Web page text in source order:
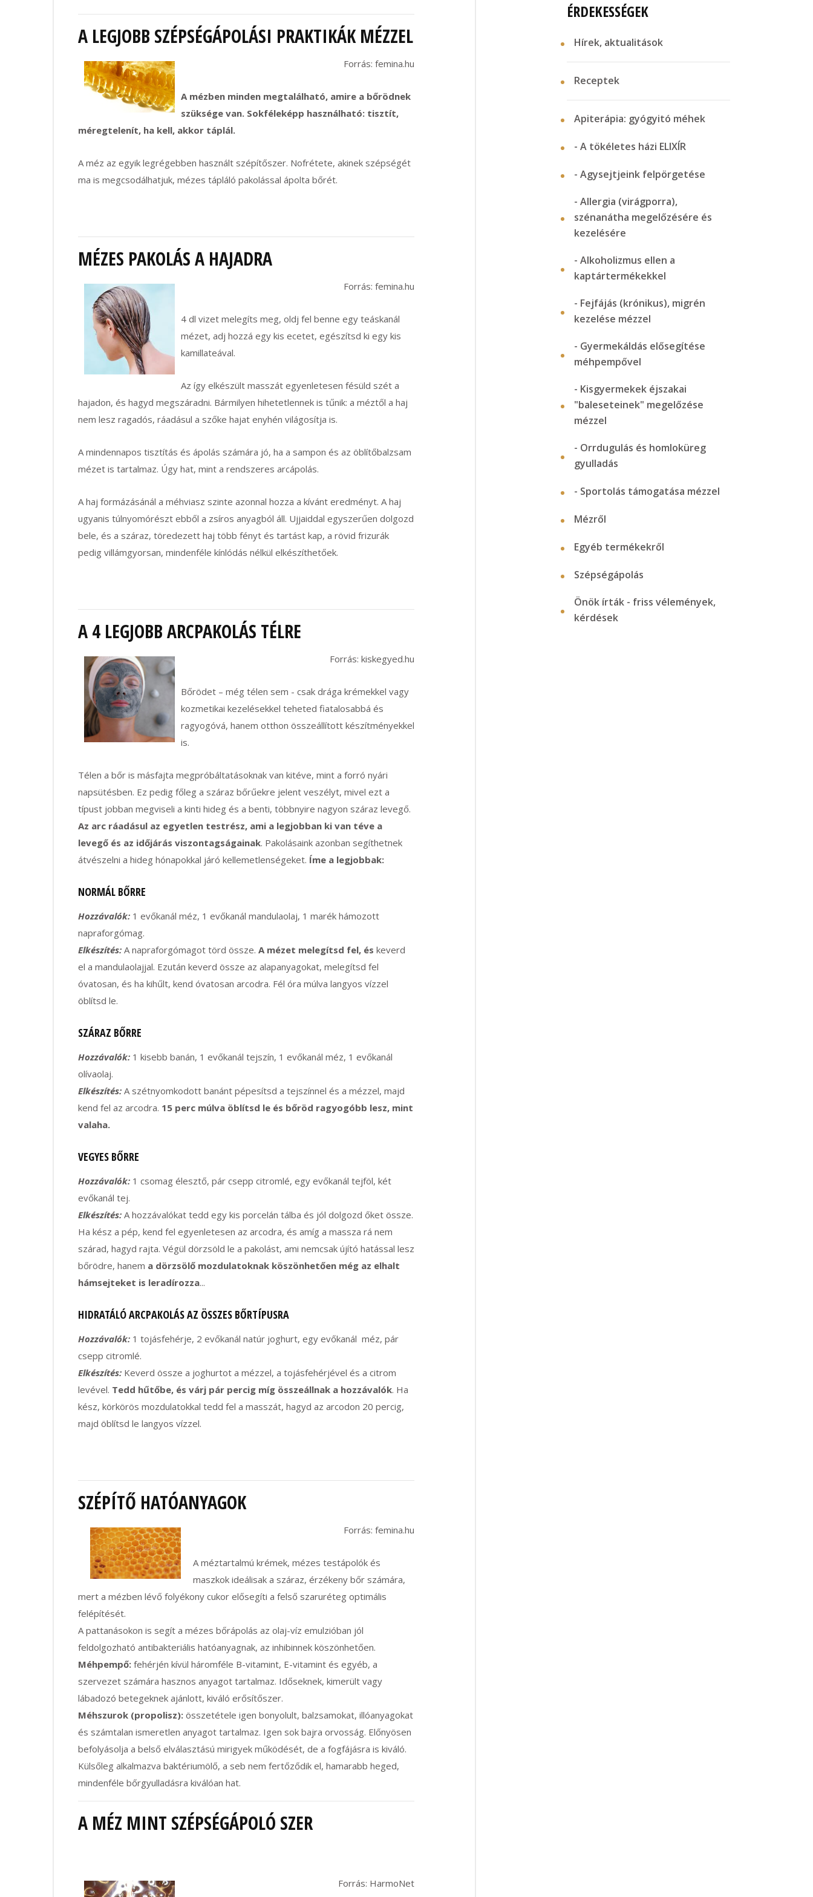
A LEGJOBB SZÉPSÉGÁPOLÁSI PRAKTIKÁK MÉZZEL
Forrás: femina.hu
A mézben minden megtalálható, amire a bőrödnek
szüksége van. Sokféleképp használható: tisztít,
méregtelenít, ha kell, akkor táplál.
A méz az egyik legrégebben használt szépítőszer. Nofrétete, akinek szépségét
ma is megcsodálhatjuk, mézes tápláló pakolással ápolta bőrét.
MÉZES PAKOLÁS A HAJADRA
Forrás: femina.hu
4 dl vizet melegíts meg, oldj fel benne egy teáskanál
mézet, adj hozzá egy kis ecetet, egészítsd ki egy kis
kamillateával.
Az így elkészült masszát egyenletesen fésüld szét a
hajadon, és hagyd megszáradni. Bármilyen hihetetlennek is tűnik: a méztől a haj
nem lesz ragadós, ráadásul a szőke hajat enyhén világosítja is.
A mindennapos tisztítás és ápolás számára jó, ha a sampon és az öblítőbalzsam
mézet is tartalmaz. Úgy hat, mint a rendszeres arcápolás.
A haj formázásánál a méhviasz szinte azonnal hozza a kívánt eredményt. A haj
ugyanis túlnyomórészt ebből a zsíros anyagból áll. Ujjaiddal egyszerűen dolgozd
bele, és a száraz, töredezett haj több fényt és tartást kap, a rövid frizurák
pedig villámgyorsan, mindenféle kínlódás nélkül elkészíthetőek.
A 4 LEGJOBB ARCPAKOLÁS TÉLRE
Forrás: kiskegyed.hu
Bőrödet – még télen sem - csak drága krémekkel vagy
kozmetikai kezelésekkel teheted fiatalosabbá és
ragyogóvá, hanem otthon összeállított készítményekkel
is.
Télen a bőr is másfajta megpróbáltatásoknak van kitéve, mint a forró nyári
napsütésben. Ez pedig főleg a száraz bőrűekre jelent veszélyt, mivel ezt a
típust jobban megviseli a kinti hideg és a benti, többnyire nagyon száraz levegő.
Az arc ráadásul az egyetlen testrész, ami a legjobban ki van téve a
levegő és az időjárás viszontagságainak. Pakolásaink azonban segíthetnek
átvészelni a hideg hónapokkal járó kellemetlenségeket. Íme a legjobbak:
NORMÁL BŐRRE
Hozzávalók: 1 evőkanál méz, 1 evőkanál mandulaolaj, 1 marék hámozott
napraforgómag.
Elkészítés: A napraforgómagot törd össze. A mézet melegítsd fel, és keverd
el a mandulaolajjal. Ezután keverd össze az alapanyagokat, melegítsd fel
óvatosan, és ha kihűlt, kend óvatosan arcodra. Fél óra múlva langyos vízzel
öblítsd le.
SZÁRAZ BŐRRE
Hozzávalók: 1 kisebb banán, 1 evőkanál tejszín, 1 evőkanál méz, 1 evőkanál
olívaolaj.
Elkészítés: A szétnyomkodott banánt pépesítsd a tejszínnel és a mézzel, majd
kend fel az arcodra. 15 perc múlva öblítsd le és bőröd ragyogóbb lesz, mint
valaha.
VEGYES BŐRRE
Hozzávalók: 1 csomag élesztő, pár csepp citromlé, egy evőkanál tejföl, két
evőkanál tej.
Elkészítés: A hozzávalókat tedd egy kis porcelán tálba és jól dolgozd őket össze.
Ha kész a pép, kend fel egyenletesen az arcodra, és amíg a massza rá nem
szárad, hagyd rajta. Végül dörzsöld le a pakolást, ami nemcsak újító hatással lesz
bőrödre, hanem a dörzsölő mozdulatoknak köszönhetően még az elhalt
hámsejteket is leradírozza...
HIDRATÁLÓ ARCPAKOLÁS AZ ÖSSZES BŐRTÍPUSRA
Hozzávalók: 1 tojásfehérje, 2 evőkanál natúr joghurt, egy evőkanál méz, pár
csepp citromlé.
Elkészítés: Keverd össze a joghurtot a mézzel, a tojásfehérjével és a citrom
levével. Tedd hűtőbe, és várj pár percig míg összeállnak a hozzávalók. Ha
kész, körkörös mozdulatokkal tedd fel a masszát, hagyd az arcodon 20 percig,
majd öblítsd le langyos vízzel.
SZÉPÍTŐ HATÓANYAGOK
Forrás: femina.hu
A méztartalmú krémek, mézes testápolók és
maszkok ideálisak a száraz, érzékeny bőr számára,
mert a mézben lévő folyékony cukor elősegíti a felső szaruréteg optimális
felépítését.
A pattanásokon is segít a mézes bőrápolás az olaj-víz emulzióban jól
feldolgozható antibakteriális hatóanyagnak, az inhibinnek köszönhetően.
Méhpempő: fehérjén kívül háromféle B-vitamint, E-vitamint és egyéb, a
szervezet számára hasznos anyagot tartalmaz. Időseknek, kimerült vagy
lábadozó betegeknek ajánlott, kiváló erősítőszer.
Méhszurok (propolisz): összetétele igen bonyolult, balzsamokat, illóanyagokat
és számtalan ismeretlen anyagot tartalmaz. Igen sok bajra orvosság. Előnyösen
befolyásolja a belső elválasztású mirigyek működését, de a fogfájásra is kiváló.
Külsőleg alkalmazva baktériumölő, a seb nem fertőződik el, hamarabb heged,
mindenféle bőrgyulladásra kiválóan hat.
A MÉZ MINT SZÉPSÉGÁPOLÓ SZER
Forrás: HarmoNet
ÉRDEKESSÉGEK
Hírek, aktualitások
Receptek
Apiterápia: gyógyitó méhek
- A tökéletes házi ELIXÍR
- Agysejtjeink felpörgetése
- Allergia (virágporra),
szénanátha megelőzésére és
kezelésére
- Alkoholizmus ellen a
kaptártermékekkel
- Fejfájás (krónikus), migrén
kezelése mézzel
- Gyermekáldás elősegítése
méhpempővel
- Kisgyermekek éjszakai
"baleseteinek" megelőzése
mézzel
- Orrdugulás és homloküreg
gyulladás
- Sportolás támogatása mézzel
Mézről
Egyéb termékekről
Szépségápolás
Önök írták - friss vélemények,
kérdések